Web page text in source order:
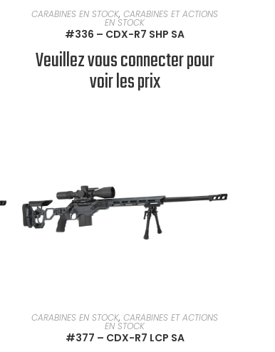
EN SAVOIR PLUS
CARABINES EN STOCK,CARABINES ET ACTIONS
EN STOCK
#336 – CDX-R7 SHP SA
Veuillez vous connecter pour
voir les prix
EN SAVOIR PLUS
CARABINES EN STOCK,CARABINES ET ACTIONS
EN STOCK
#377 – CDX-R7 LCP SA